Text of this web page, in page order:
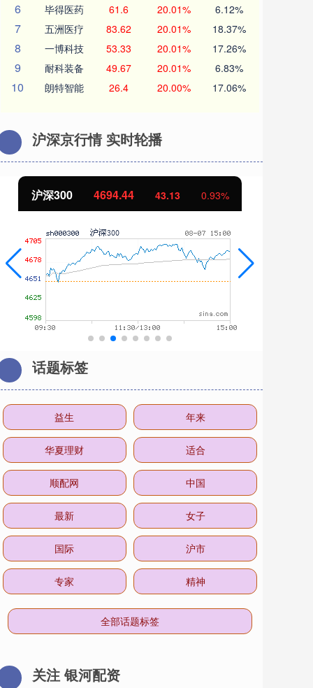
6 毕得医药 61.6 20.01% 6.12%
7 五洲医疗 83.62 20.01% 18.37%
8 一博科技 53.33 20.01% 17.26%
9 耐科装备 49.67 20.01% 6.83%
10 朗特智能 26.4 20.00% 17.06%
沪深京行情 实时轮播
沪深300 4694.44 43.13 0.93%
话题标签
益生 年来
华夏理财 适合
顺配网 中国
最新 女子
国际 沪市
专家 精神
全部话题标签
关注 银河配资